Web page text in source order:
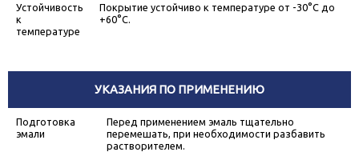
Устойчивость
к
температуре
Покрытие устойчиво к температуре от -30°С до
+60°С.
УКАЗАНИЯ ПО ПРИМЕНЕНИЮ
Подготовка
эмали
Перед применением эмаль тщательно
перемешать, при необходимости разбавить
растворителем.